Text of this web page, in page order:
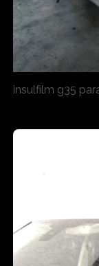
insulfilm g35